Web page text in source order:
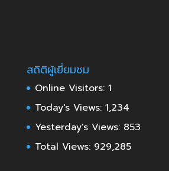
สถิติผู้เยี่ยมชม
Online Visitors: 1
Today's Views: 1,234
Yesterday's Views: 853
Total Views: 929,285